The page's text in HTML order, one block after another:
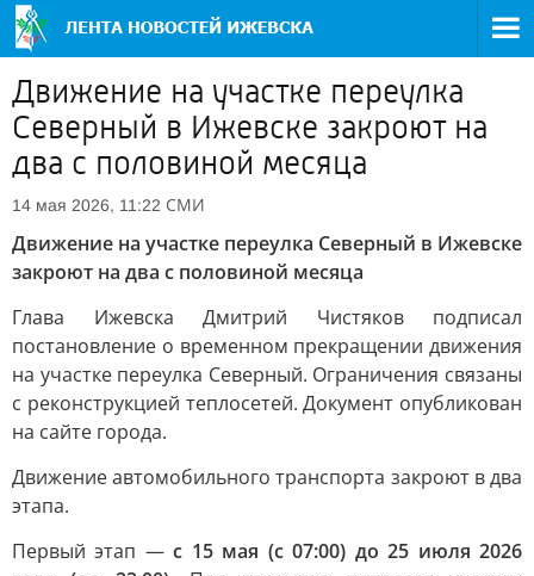
Движение на участке переулка
Северный в Ижевске закроют на
два с половиной месяца
14 мая 2026, 11:22 СМИ
Движение на участке переулка Северный в Ижевске
закроют на два с половиной месяца
Глава Ижевска Дмитрий Чистяков подписал
постановление о временном прекращении движения
на участке переулка Северный. Ограничения связаны
с реконструкцией теплосетей. Документ опубликован
на сайте города.
Движение автомобильного транспорта закроют в два
этапа.
Первый этап —с 15 мая (с 07:00) до 25 июля 2026